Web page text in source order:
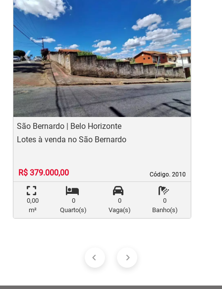
‹
Previous
›
São Bernardo | Belo Horizonte
Código. 2010
Código. 2010
Lotes à venda no São Bernardo
R$ 379.000,00
0,00
m²
0
Quarto(s)
0
Vaga(s)
0
Banho(s)